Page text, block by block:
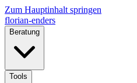
Zum Hauptinhalt springen
florian-enders
Beratung
Tools